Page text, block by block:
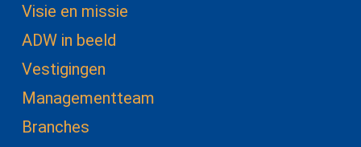
Visie en missie
ADW in beeld
Vestigingen
Managementteam
Branches